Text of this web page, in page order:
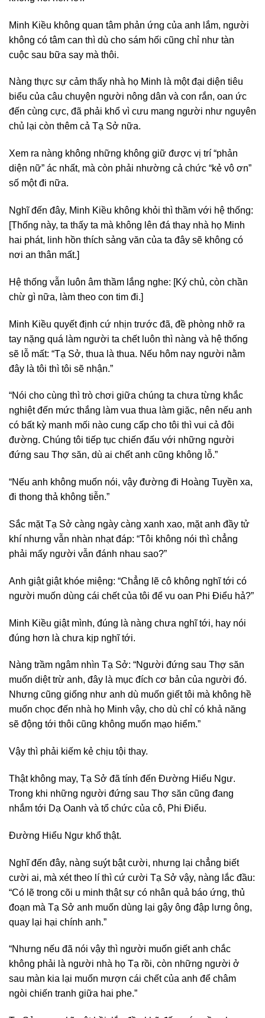
Minh Kiều không quan tâm phản ứng của anh lắm, người
không có tâm can thì dù cho sám hối cũng chỉ như tàn
cuộc sau bữa say mà thôi.
Nàng thực sự cảm thấy nhà họ Minh là một đại diện tiêu
biểu của câu chuyện người nông dân và con rắn, oan ức
đến cùng cực, đã phải khổ vì cưu mang người như nguyên
chủ lại còn thêm cả Tạ Sở nữa.
Xem ra nàng không những không giữ được vị trí “phản
diện nữ” ác nhất, mà còn phải nhường cả chức “kẻ vô ơn”
số một đi nữa.
Nghĩ đến đây, Minh Kiều không khỏi thì thầm với hệ thống:
[Thống này, ta thấy ta mà không lên đá thay nhà họ Minh
hai phát, linh hồn thích sảng văn của ta đây sẽ không có
nơi an thân mất.]
Hệ thống vẫn luôn âm thầm lắng nghe: [Ký chủ, còn chần
chừ gì nữa, làm theo con tim đi.]
Minh Kiều quyết định cứ nhịn trước đã, đề phòng nhỡ ra
tay nặng quá làm người ta chết luôn thì nàng và hệ thống
sẽ lỗ mất: “Tạ Sở, thua là thua. Nếu hôm nay người nằm
đây là tôi thì tôi sẽ nhận.”
“Nói cho cùng thì trò chơi giữa chúng ta chưa từng khắc
nghiệt đến mức thắng làm vua thua làm giặc, nên nếu anh
có bất kỳ manh mối nào cung cấp cho tôi thì vui cả đôi
đường. Chúng tôi tiếp tục chiến đấu với những người
đứng sau Thợ săn, dù ai chết anh cũng không lỗ.”
“Nếu anh không muốn nói, vậy đường đi Hoàng Tuyền xa,
đi thong thả không tiễn.”
Sắc mặt Tạ Sở càng ngày càng xanh xao, mặt anh đầy tử
khí nhưng vẫn nhàn nhạt đáp: “Tôi không nói thì chẳng
phải mấy người vẫn đánh nhau sao?”
Anh giật giật khóe miệng: “Chẳng lẽ cô không nghĩ tới có
người muốn dùng cái chết của tôi để vu oan Phi Điểu hả?”
Minh Kiều giật mình, đúng là nàng chưa nghĩ tới, hay nói
đúng hơn là chưa kịp nghĩ tới.
Nàng trầm ngâm nhìn Tạ Sở: “Người đứng sau Thợ săn
muốn diệt trừ anh, đây là mục đích cơ bản của người đó.
Nhưng cũng giống như anh dù muốn giết tôi mà không hề
muốn chọc đến nhà họ Minh vậy, cho dù chỉ có khả năng
sẽ động tới thôi cũng không muốn mạo hiểm.”
Vậy thì phải kiếm kẻ chịu tội thay.
Thật không may, Tạ Sở đã tính đến Đường Hiểu Ngư.
Trong khi những người đứng sau Thợ săn cũng đang
nhắm tới Dạ Oanh và tổ chức của cô, Phi Điểu.
Đường Hiểu Ngư khổ thật.
Nghĩ đến đây, nàng suýt bật cười, nhưng lại chẳng biết
cười ai, mà xét theo lí thì cứ cười Tạ Sở vậy, nàng lắc đầu:
“Có lẽ trong cõi u minh thật sự có nhân quả báo ứng, thủ
đoạn mà Tạ Sở anh muốn dùng lại gậy ông đập lưng ông,
quay lại hại chính anh.”
“Nhưng nếu đã nói vậy thì người muốn giết anh chắc
không phải là người nhà họ Tạ rồi, còn những người ở
sau màn kia lại muốn mượn cái chết của anh để châm
ngòi chiến tranh giữa hai phe.”